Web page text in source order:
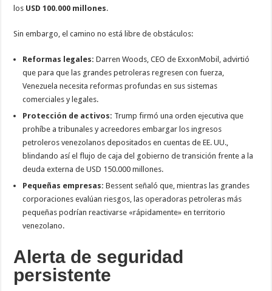
los USD 100.000 millones.
Sin embargo, el camino no está libre de obstáculos:
Reformas legales: Darren Woods, CEO de ExxonMobil, advirtió
que para que las grandes petroleras regresen con fuerza,
Venezuela necesita reformas profundas en sus sistemas
comerciales y legales.
Protección de activos: Trump firmó una orden ejecutiva que
prohíbe a tribunales y acreedores embargar los ingresos
petroleros venezolanos depositados en cuentas de EE. UU.,
blindando así el flujo de caja del gobierno de transición frente a la
deuda externa de USD 150.000 millones.
Pequeñas empresas: Bessent señaló que, mientras las grandes
corporaciones evalúan riesgos, las operadoras petroleras más
pequeñas podrían reactivarse «rápidamente» en territorio
venezolano.
Alerta de seguridad
persistente